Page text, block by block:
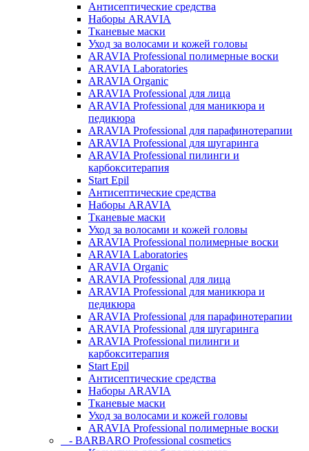
Антисептические средства
Наборы ARAVIA
Тканевые маски
Уход за волосами и кожей головы
ARAVIA Professional полимерные воски
ARAVIA Laboratories
ARAVIA Organic
ARAVIA Professional для лица
ARAVIA Professional для маникюра и
педикюра
ARAVIA Professional для парафинотерапии
ARAVIA Professional для шугаринга
ARAVIA Professional пилинги и
карбокситерапия
Start Epil
Антисептические средства
Наборы ARAVIA
Тканевые маски
Уход за волосами и кожей головы
ARAVIA Professional полимерные воски
ARAVIA Laboratories
ARAVIA Organic
ARAVIA Professional для лица
ARAVIA Professional для маникюра и
педикюра
ARAVIA Professional для парафинотерапии
ARAVIA Professional для шугаринга
ARAVIA Professional пилинги и
карбокситерапия
Start Epil
Антисептические средства
Наборы ARAVIA
Тканевые маски
Уход за волосами и кожей головы
ARAVIA Professional полимерные воски
- BARBARO Professional cosmetics